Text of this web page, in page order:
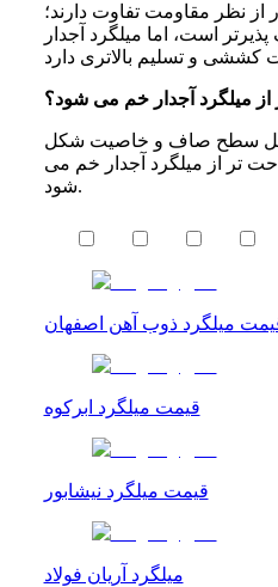
از نظر مقاومت تفاوت دارند؛
است، اما میلگرد آجدار
از میلگرد آجدار خم می شود؟
دلیل سطح صاف و خاصیت شکل
تر از میلگرد آجدار خم می
شود.
میلگرد ذوب آهن اصفهان
قیمت میلگرد ابرکوه
قیمت میلگرد نیشابور
میلگرد آریان فولاد